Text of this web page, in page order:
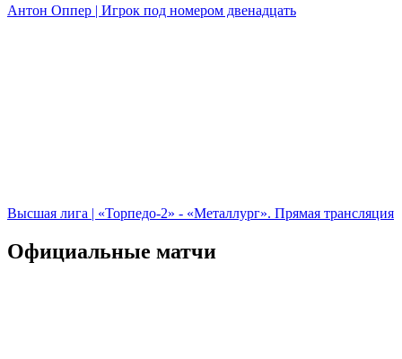
Антон Оппер | Игрок под номером двенадцать
Высшая лига | «Торпедо-2» - «Металлург». Прямая трансляция
Официальные матчи